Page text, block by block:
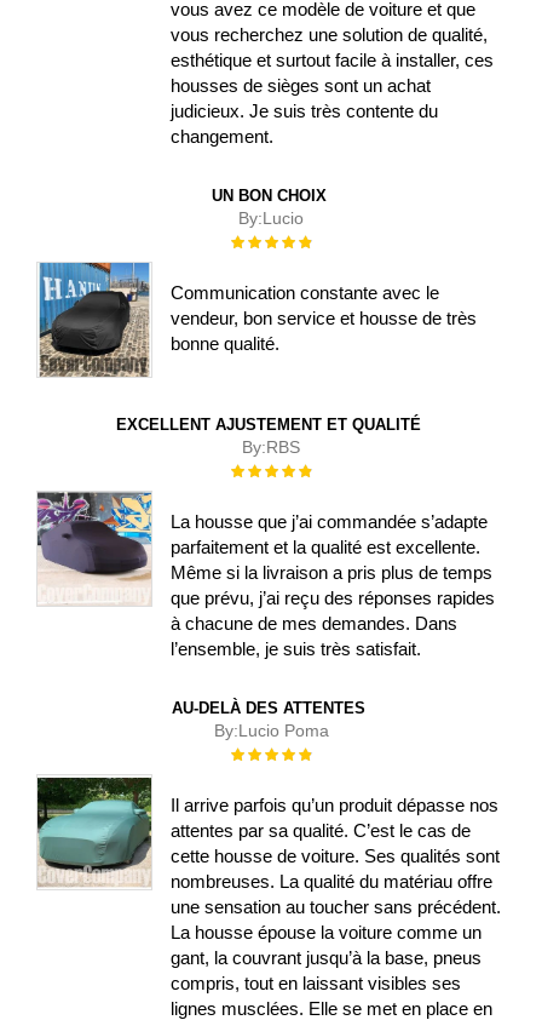
vous avez ce modèle de voiture et que
vous recherchez une solution de qualité,
esthétique et surtout facile à installer, ces
housses de sièges sont un achat
judicieux. Je suis très contente du
changement.
UN BON CHOIX
By:Lucio
Évaluation :
Communication constante avec le
vendeur, bon service et housse de très
bonne qualité.
EXCELLENT AJUSTEMENT ET QUALITÉ
By:RBS
Évaluation :
La housse que j’ai commandée s’adapte
parfaitement et la qualité est excellente.
Même si la livraison a pris plus de temps
que prévu, j’ai reçu des réponses rapides
à chacune de mes demandes. Dans
l’ensemble, je suis très satisfait.
AU-DELÀ DES ATTENTES
By:Lucio Poma
Évaluation :
Il arrive parfois qu’un produit dépasse nos
attentes par sa qualité. C’est le cas de
cette housse de voiture. Ses qualités sont
nombreuses. La qualité du matériau offre
une sensation au toucher sans précédent.
La housse épouse la voiture comme un
gant, la couvrant jusqu’à la base, pneus
compris, tout en laissant visibles ses
lignes musclées. Elle se met en place en